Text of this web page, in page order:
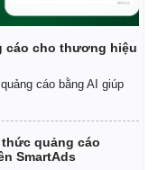
cáo cho thương hiệu
cáo bằng AI giúp
quảng cáo
SmartAds